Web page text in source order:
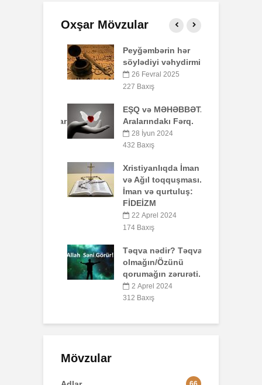
Oxşar Mövzular
Peyğəmbərin hər
söylədiyi vəhydirmi?
26 Fevral 2025
227 Baxış
EŞQ və MƏHƏBBƏT.
Aralarındakı Fərq.
28 İyun 2024
432 Baxış
Xristiyanlıqda İman
və Ağıl toqquşması.
İman və qurtuluş:
FİDEİZM
22 Aprel 2024
174 Baxış
Təqva nədir? Təqvalı
olmağın/Özünü
qorumağın zərurəti.
2 Aprel 2024
312 Baxış
Mövzular